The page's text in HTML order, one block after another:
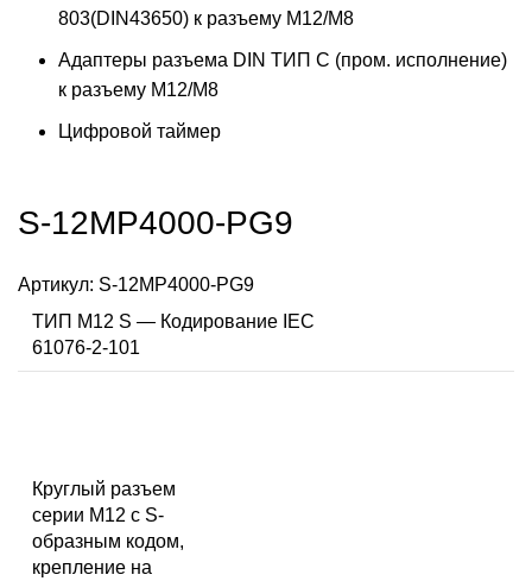
803(DIN43650) к разъему M12/M8
Адаптеры разъема DIN ТИП C (пром. исполнение)
к разъему M12/M8
Цифровой таймер
S-12MP4000-PG9
Артикул: S-12MP4000-PG9
ТИП M12 S — Кодирование IEC
61076-2-101
Круглый разъем
серии M12 с S-
образным кодом,
крепление на